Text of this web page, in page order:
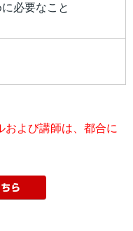
必要なこと
よび講師は、都合に